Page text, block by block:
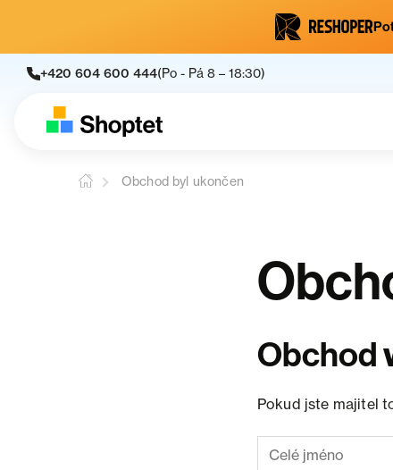
+420 604 600 444(Po - Pá 8 – 18:30)
Obchod byl ukončen
Obchod
Pokud jste majitel